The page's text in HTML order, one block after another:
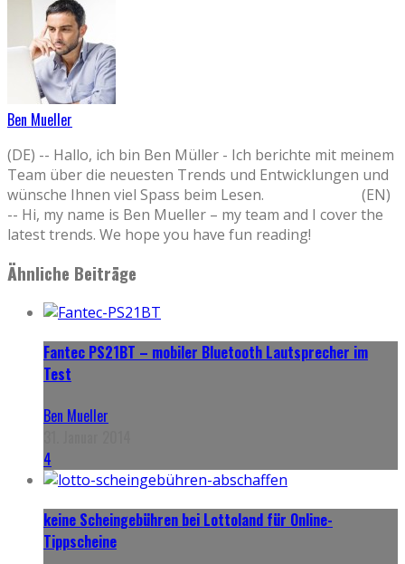
Ben Mueller
(DE) -- Hallo, ich bin Ben Müller - Ich berichte mit meinem
Team über die neuesten Trends und Entwicklungen und
wünsche Ihnen viel Spass beim Lesen. (EN)
-- Hi, my name is Ben Mueller – my team and I cover the
latest trends. We hope you have fun reading!
Ähnliche Beiträge
Fantec PS21BT – mobiler Bluetooth Lautsprecher im
Test
Ben Mueller
4
keine Scheingebühren bei Lottoland für Online-
Tippscheine